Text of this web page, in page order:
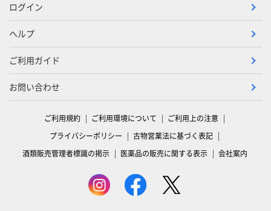
ログイン
ヘルプ
ご利用ガイド
お問い合わせ
ご利用規約 ご利用環境について
ご利用上の注意
プライバシーポリシー
古物営業法に基づく表記
酒類販売管理者標識の掲示
医薬品の販売に関する表示 会社案内